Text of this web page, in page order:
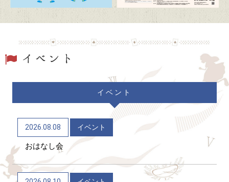
2026/06/06 トピックス
かごしまメルヘン館特別企画展「教科書で出会う童
話と絵本展」（7/10～9/14）
トピックス
かごしま近代文学館 企画展「Let’s go to the
mountains！～作家×山～」（12/9～R9/6/21）
2026/06/04
かごしま近代文学館 テーマ展「向田邦子日本を旅
イベント
2026.08.08 イベント
おはなし会